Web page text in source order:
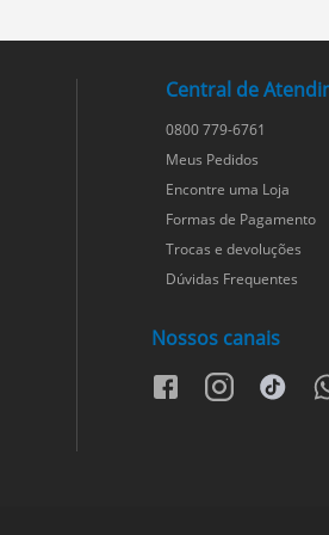
Central de
0800 779-6761
Meus Pedidos
Encontre uma Loja
Formas de Pagamento
Trocas e devoluções
Dúvidas Frequentes
Nossos canais
facebookinstagramtiktok